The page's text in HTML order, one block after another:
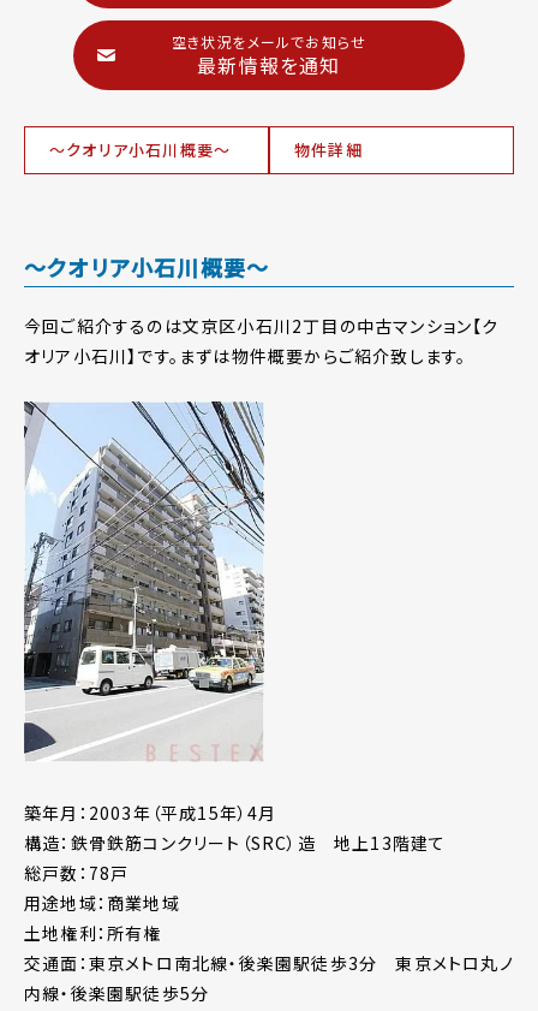
空き状況をメールでお知らせ
最新情報を通知
～クオリア小石川概要～ 物件詳細
～クオリア小石川概要～
今回ご紹介するのは文京区小石川2丁目の中古マンション【ク
オリア小石川】です。まずは物件概要からご紹介致します。
築年月：2003年（平成15年）4月
構造：鉄骨鉄筋コンクリート（SRC）造 地上13階建て
総戸数：78戸
用途地域：商業地域
土地権利：所有権
交通面：東京メトロ南北線・後楽園駅徒歩3分 東京メトロ丸ノ
内線・後楽園駅徒歩5分